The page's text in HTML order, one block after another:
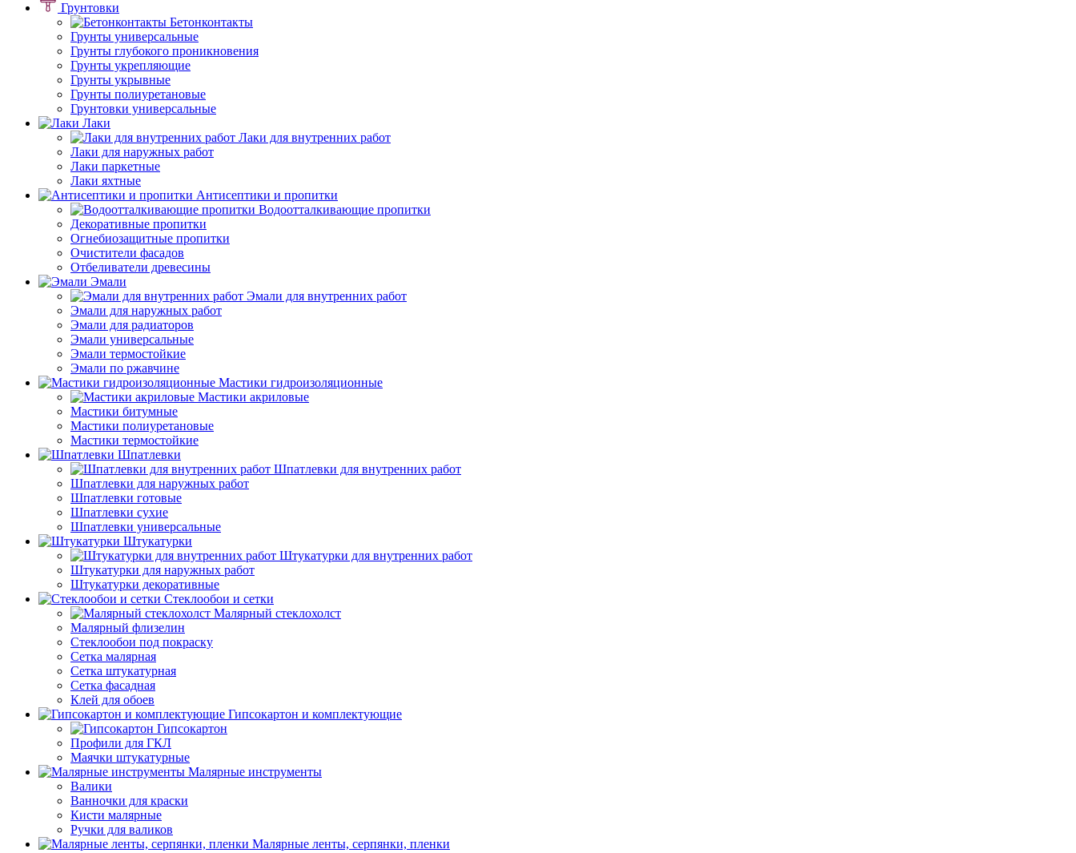
Грунтовки
Бетонконтакты
Грунты универсальные
Грунты глубокого проникновения
Грунты укрепляющие
Грунты укрывные
Грунты полиуретановые
Грунтовки универсальные
Лаки
Лаки для внутренних работ
Лаки для наружных работ
Лаки паркетные
Лаки яхтные
Антисептики и пропитки
Водоотталкивающие пропитки
Декоративные пропитки
Огнебиозащитные пропитки
Очистители фасадов
Отбеливатели древесины
Эмали
Эмали для внутренних работ
Эмали для наружных работ
Эмали для радиаторов
Эмали универсальные
Эмали термостойкие
Эмали по ржавчине
Мастики гидроизоляционные
Мастики акриловые
Мастики битумные
Мастики полиуретановые
Мастики термостойкие
Шпатлевки
Шпатлевки для внутренних работ
Шпатлевки для наружных работ
Шпатлевки готовые
Шпатлевки сухие
Шпатлевки универсальные
Штукатурки
Штукатурки для внутренних работ
Штукатурки для наружных работ
Штукатурки декоративные
Стеклообои и сетки
Малярный стеклохолст
Малярный флизелин
Стеклообои под покраску
Сетка малярная
Сетка штукатурная
Сетка фасадная
Клей для обоев
Гипсокартон и комплектующие
Гипсокартон
Профили для ГКЛ
Маячки штукатурные
Малярные инструменты
Валики
Ванночки для краски
Кисти малярные
Ручки для валиков
Малярные ленты, серпянки, пленки